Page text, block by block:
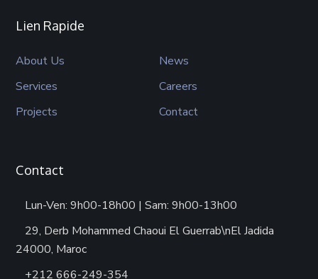
Lien Rapide
About Us
News
Services
Careers
Projects
Contact
Contact
Lun-Ven: 9h00-18h00 | Sam: 9h00-13h00
29, Derb Mohammed Chaoui El Guerrab\nEl Jadida
24000, Maroc
+212 666-249-354